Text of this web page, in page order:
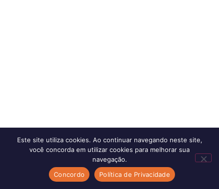
Este site utiliza cookies. Ao continuar navegando neste site,
você concorda em utilizar cookies para melhorar sua
navegação.
Concordo
Política de Privacidade